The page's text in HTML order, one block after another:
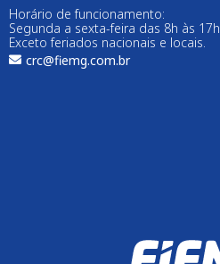
Horário de funcionamento:
Segunda a sexta-feira das 8h às 17h
Exceto feriados nacionais e locais.
crc@fiemg.com.br